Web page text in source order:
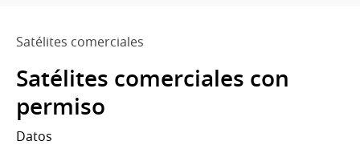
Satélites comerciales
Satélites comerciales con
permiso
Datos